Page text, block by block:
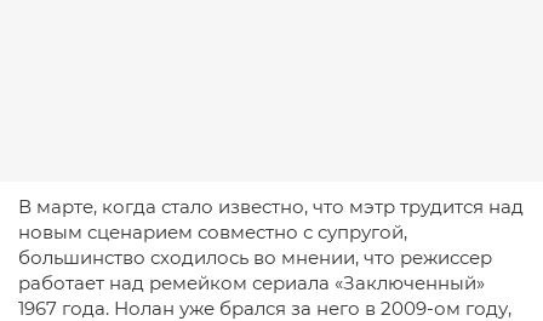
В марте, когда стало известно, что мэтр трудится над
новым сценарием совместно с супругой,
большинство сходилось во мнении, что режиссер
работает над ремейком сериала «Заключенный»
1967 года. Нолан уже брался за него в 2009-ом году,